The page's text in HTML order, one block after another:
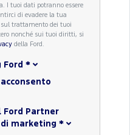
I tuoi dati potranno essere
di evadere la tua
nonché sui tuoi diritti, si
della Ford.
Ford *
acconsento
Ford Partner
di marketing *